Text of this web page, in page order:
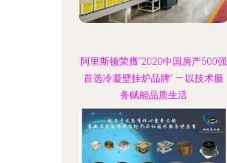
阿里斯顿荣膺“2020中国房产500强
首选冷凝壁挂炉品牌” — 以技术服
务赋能品质生活